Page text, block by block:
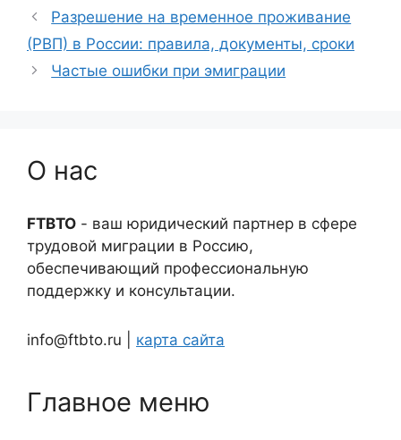
Разрешение на временное проживание
(РВП) в России: правила, документы, сроки
Частые ошибки при эмиграции
О нас
FTBTO - ваш юридический партнер в сфере
трудовой миграции в Россию,
обеспечивающий профессиональную
поддержку и консультации.
info@ftbto.ru | карта сайта
Главное меню